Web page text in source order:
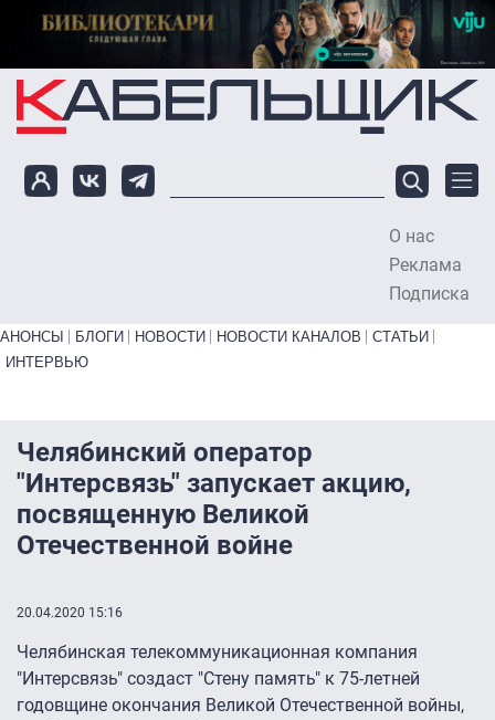
Перейти к основному содержанию
О нас
Реклама
Подписка
Primary links bottom
АНОНСЫ БЛОГИ НОВОСТИ НОВОСТИ КАНАЛОВ
СТАТЬИ
ИНТЕРВЬЮ
Челябинский оператор
"Интерсвязь" запускает акцию,
посвященную Великой
Отечественной войне
20.04.2020 15:16
Челябинская телекоммуникационная компания
"Интерсвязь" создаст "Стену память" к 75-летней
годовщине окончания Великой Отечественной войны,